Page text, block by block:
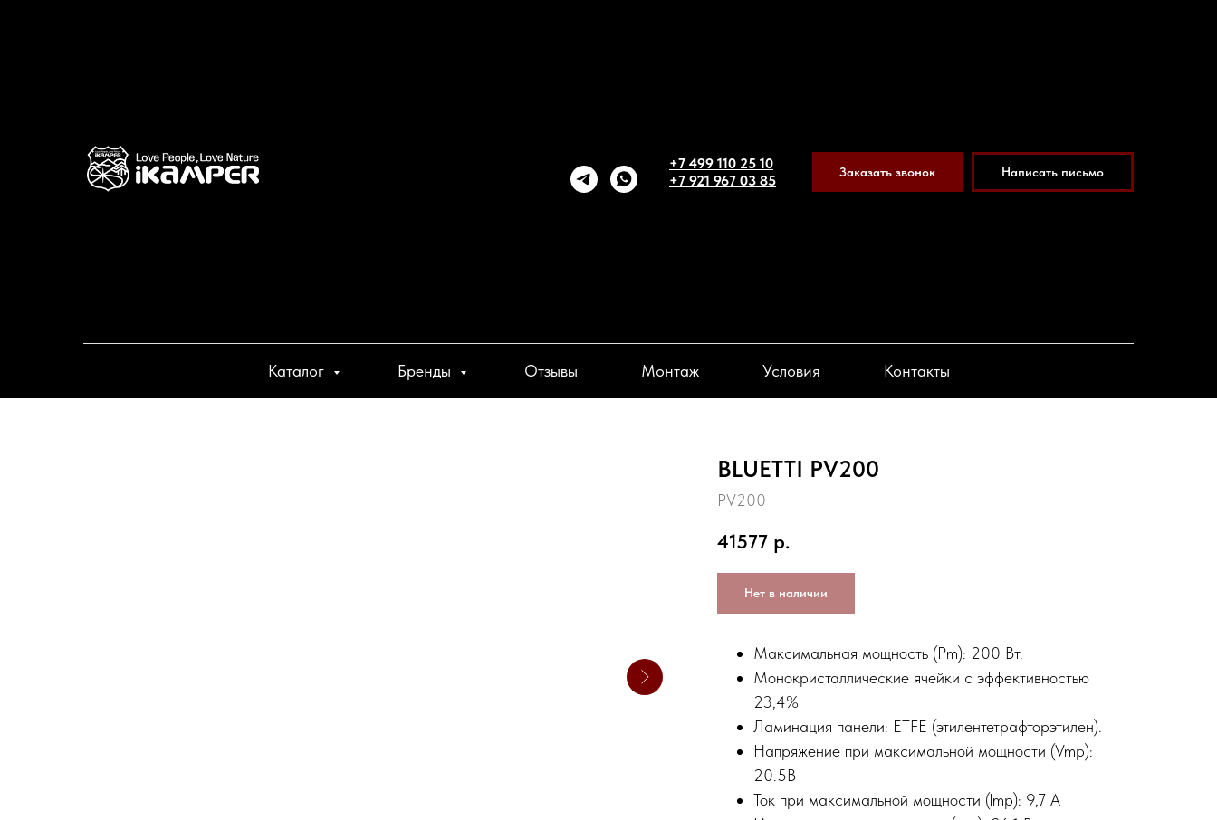
+7 499 110 25 10
+7 921 967 03 85
Заказать звонок Написать письмо
Каталог Бренды Отзывы Монтаж Условия Контакты
BLUETTI PV200
PV200
41577 р.
Нет в наличии
Максимальная мощность (Pm): 200 Вт.
Монокристаллические ячейки с эффективностью
23,4%
Ламинация панели: ETFE (этилентетрафторэтилен).
Напряжение при максимальной мощности (Vmp):
20.5В
Ток при максимальной мощности (lmp): 9,7 А